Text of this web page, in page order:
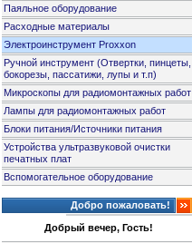
Паяльное оборудование
Расходные материалы
Электроинструмент Proxxon
Ручной инструмент (Отвертки, пинцеты,
бокорезы, пассатижи, лупы и т.п)
Микроскопы для радиомонтажных работ
Лампы для радиомонтажных работ
Блоки питания/Источники питания
Устройства ультразвуковой очистки
печатных плат
Вспомогательное оборудование
Добро пожаловать!
Добрый вечер, Гость!